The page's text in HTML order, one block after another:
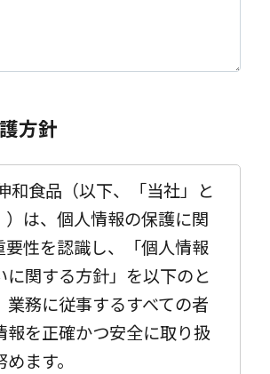
方針
和食品（以下、「当社」と
）は、個人情報の保護に関
要性を認識し、「個人情報
に関する方針」を以下のと
業務に従事するすべての者
報を正確かつ安全に取り扱
ます。